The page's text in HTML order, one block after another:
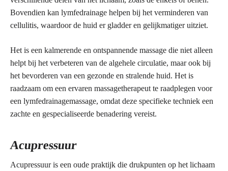
Bovendien kan lymfedrainage helpen bij het verminderen van
cellulitis, waardoor de huid er gladder en gelijkmatiger uitziet.
Het is een kalmerende en ontspannende massage die niet alleen
helpt bij het verbeteren van de algehele circulatie, maar ook bij
het bevorderen van een gezonde en stralende huid. Het is
raadzaam om een ervaren massagetherapeut te raadplegen voor
een lymfedrainagemassage, omdat deze specifieke techniek een
zachte en gespecialiseerde benadering vereist.
Acupressuur
Acupressuur is een oude praktijk die drukpunten op het lichaam